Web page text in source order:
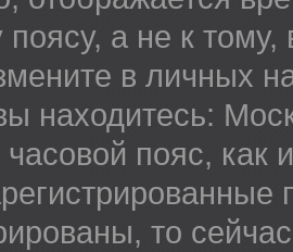
поясу, а не к
в личных
находитесь:
часовой пояс, как
то